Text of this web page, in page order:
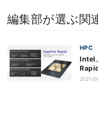
編集部が選ぶ関
HPC
Intel
2021/